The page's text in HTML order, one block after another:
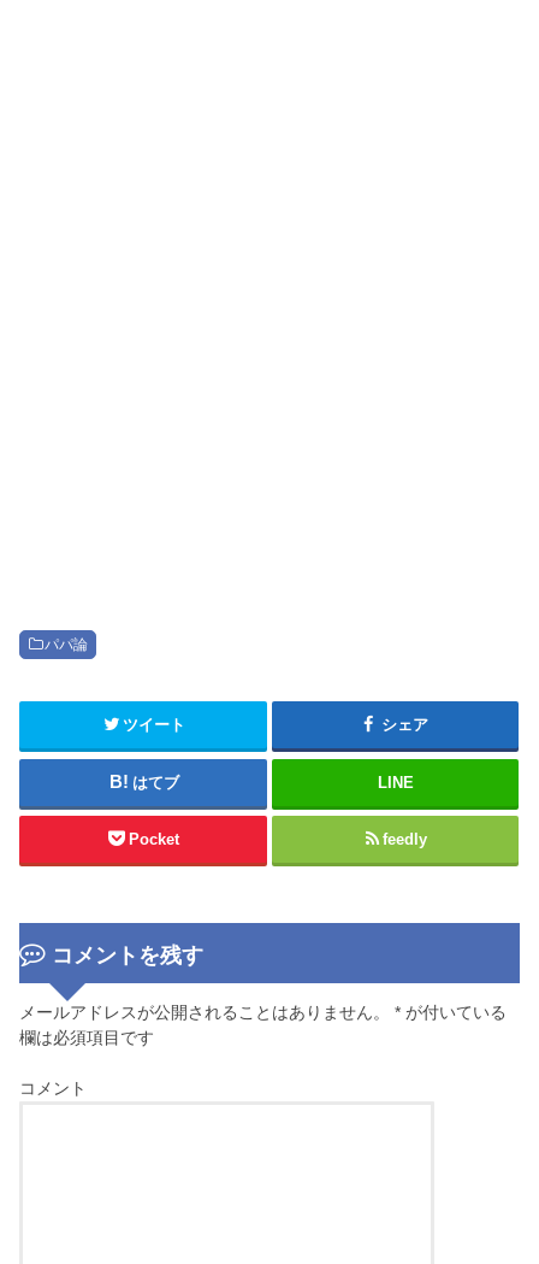
パパ論
ツイート シェア
はてブ LINE
Pocket feedly
コメントを残す
メールアドレスが公開されることはありません。 * が付いている
欄は必須項目です
コメント